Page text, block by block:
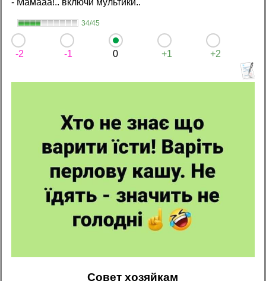
34/45
-2 -1 0 +1 +2
Совет хозяйкам